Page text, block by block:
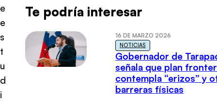
e
e
s
t
u
d
i
Te podría interesar
16 DE MARZO 2026
NOTICIAS
Gobernador de
señala que plan
contempla “erizos” y
barreras físicas